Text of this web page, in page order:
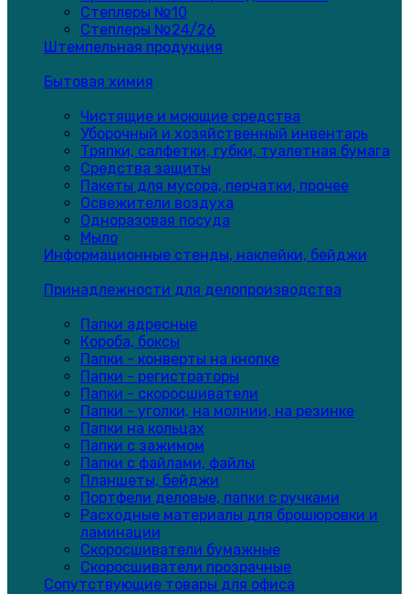
Степлеры №10
Степлеры №24/26
Штемпельная продукция
Бытовая химия
Чистящие и моющие средства
Уборочный и хозяйственный инвентарь
Тряпки, салфетки, губки, туалетная бумага
Средства защиты
Пакеты для мусора, перчатки, прочее
Освежители воздуха
Одноразовая посуда
Мыло
Информационные стенды, наклейки, бейджи
Принадлежности для делопроизводства
Папки адресные
Короба, боксы
Папки - конверты на кнопке
Папки - регистраторы
Папки - скоросшиватели
Папки - уголки, на молнии, на резинке
Папки на кольцах
Папки с зажимом
Папки с файлами, файлы
Планшеты, бейджи
Портфели деловые, папки с ручками
Расходные материалы для брошюровки и
ламинации
Скоросшиватели бумажные
Скоросшиватели прозрачные
Сопутствующие товары для офиса